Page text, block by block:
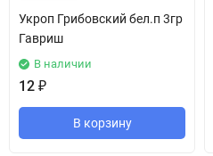
Укроп Грибовский бел.п 3гр
Гавриш
В наличии
12 ₽
В корзину